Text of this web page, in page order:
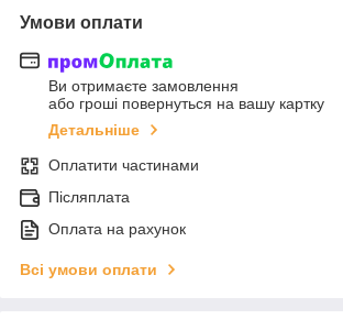
Умови оплати
Ви отримаєте замовлення
або гроші повернуться на вашу картку
Детальніше
Оплатити частинами
Післяплата
Оплата на рахунок
Всі умови оплати